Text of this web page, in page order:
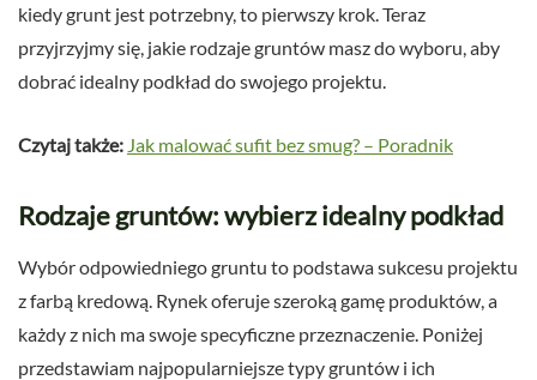
kiedy grunt jest potrzebny, to pierwszy krok. Teraz
przyjrzyjmy się, jakie rodzaje gruntów masz do wyboru, aby
dobrać idealny podkład do swojego projektu.
Czytaj także: Jak malować sufit bez smug? – Poradnik
Rodzaje gruntów: wybierz idealny podkład
Wybór odpowiedniego gruntu to podstawa sukcesu projektu
z farbą kredową. Rynek oferuje szeroką gamę produktów, a
każdy z nich ma swoje specyficzne przeznaczenie. Poniżej
przedstawiam najpopularniejsze typy gruntów i ich